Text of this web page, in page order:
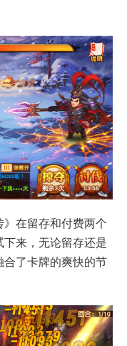
在留存和付费两个
来，无论留存还是
了卡牌的爽快的节